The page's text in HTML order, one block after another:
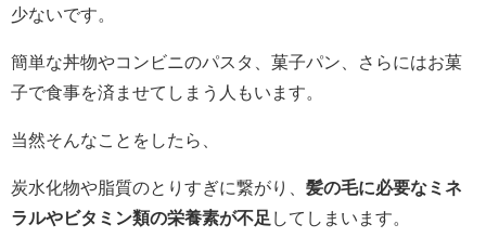
少ないです。
簡単な丼物やコンビニのパスタ、菓子パン、さらにはお菓
子で食事を済ませてしまう人もいます。
当然そんなことをしたら、
炭水化物や脂質のとりすぎに繋がり、 髪の毛に必要なミネ
ラルやビタミン類の栄養素が不足 してしまいます。